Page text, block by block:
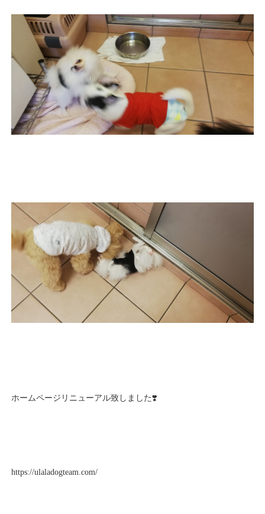
ホームページリニューアル致しました❣️
https://ulaladogteam.com/